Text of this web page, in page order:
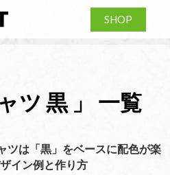
SHOP
ツ 黒 」 一覧
ツは「黒」をベースに配色が楽
イン例と作り方